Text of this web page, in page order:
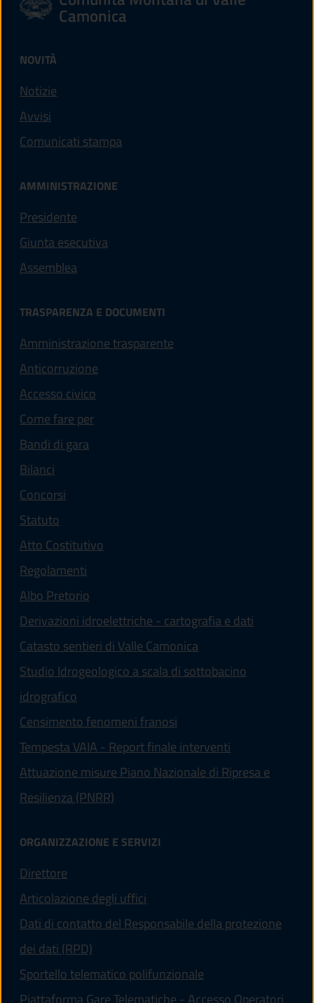
Camonica
NOVITÀ
Notizie
Avvisi
Comunicati stampa
AMMINISTRAZIONE
Presidente
Giunta esecutiva
Assemblea
TRASPARENZA E DOCUMENTI
Amministrazione trasparente
Anticorruzione
Accesso civico
Come fare per
Bandi di gara
Bilanci
Concorsi
Statuto
Atto Costitutivo
Regolamenti
Albo Pretorio
Derivazioni idroelettriche - cartografia e dati
Catasto sentieri di Valle Camonica
Studio Idrogeologico a scala di sottobacino
idrografico
Censimento fenomeni franosi
Tempesta VAIA - Report finale interventi
Attuazione misure Piano Nazionale di Ripresa e
Resilienza (PNRR)
ORGANIZZAZIONE E SERVIZI
Direttore
Articolazione degli uffici
Dati di contatto del Responsabile della protezione
dei dati (RPD)
Sportello telematico polifunzionale